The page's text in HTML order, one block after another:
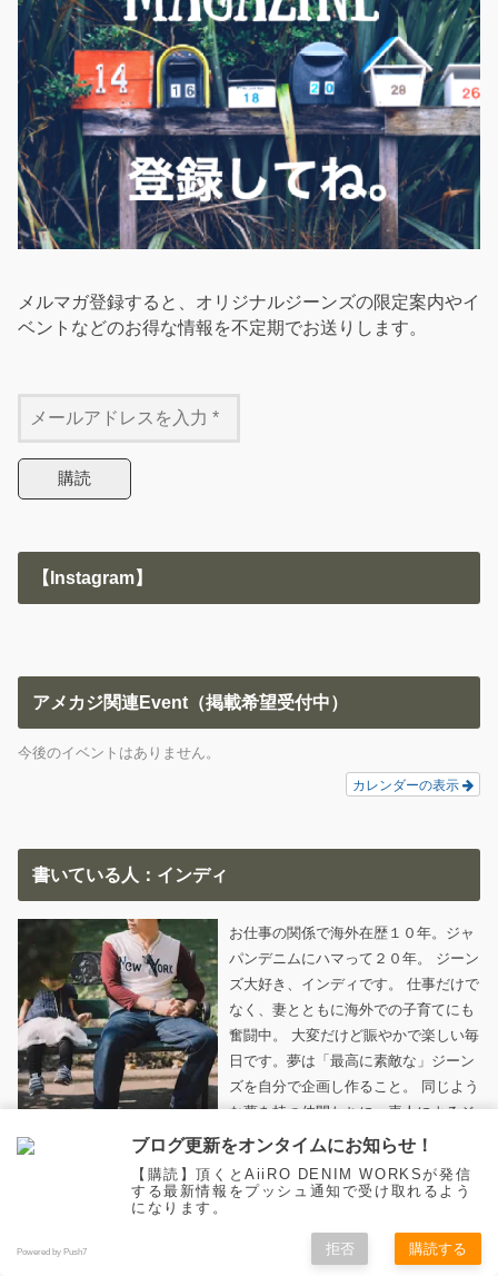
メルマガ登録すると、オリジナルジーンズの限定案内やイ
ベントなどのお得な情報を不定期でお送りします。
【Instagram】
アメカジ関連Event（掲載希望受付中）
今後のイベントはありません。
カレンダーの表示
書いている人：インディ
お仕事の関係で海外在歴１０年。ジャ
パンデニムにハマって２０年。 ジーン
ズ大好き、インディです。 仕事だけで
なく、妻とともに海外での子育てにも
奮闘中。 大変だけど賑やかで楽しい毎
日です。夢は「最高に素敵な」ジーン
ズを自分で企画し作ること。 同じよう
な夢を持つ仲間たちに、素人によるジ
ーンズ作りのプロセスや楽しみをシェ
アしたいと思います。 （→当サイトへの想い★）
読みたいキーワードをポチ。
ブログ更新をオンタイムにお知らせ！
【購読】頂くとAiiRO DENIM WORKSが発信
する最新情報をプッシュ通知で受け取れるよう
になります。
Powered by Push7 拒否 購読する